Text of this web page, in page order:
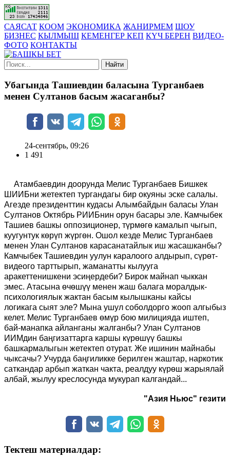
САЯСАТ КООМ ЭКОНОМИКА ЖАНИРМЕМ ШОУ
БИЗНЕС КЫЛМЫШ КЕМЕНГЕР КЕП КҮЧ БЕРЕН ВИДЕО-
ФОТО КОНТАКТЫ
Найти
Убагында Ташиевдин баласына Турганбаев
менен Султанов басым жасаганбы?
24-сентябрь, 09:26
1 491
Атамбаевдин доорунда Мелис Турганбаев Бишкек
ШИИБни жетектеп тургандагы бир окуяны эске салалы.
Агезде президенттин кудасы Алымбайдын баласы Улан
Султанов Октябрь РИИБнин орун басары эле. Камчыбек
Ташиев башкы оппозиционер, түрмөгө камалып чыгып,
куугунтук көрүп жүргөн. Ошол кезде Мелис Турганбаев
менен Улан Султанов карасанатайлык иш жасашканбы?
Камчыбек Ташиевдин уулун каралоого алдырып, сүрөт-
видеого тарттырып, жаманатты кылууга
аракеттенишкени эсиңердеби? Бирок майнап чыккан
эмес. Атасына өчөшүү менен жаш балага моралдык-
психологиялык жактан басым кылышканы кайсы
логикага сыят эле? Мына ушул соболдорго жооп алгыбыз
келет. Мелис Турганбаев өмүр бою милицияда иштеп,
бай-манапка айланганы жалганбы? Улан Султанов
ИИМдин баңгизаттарга каршы күрөшүү башкы
башкармалыгын жетектеп отурат. Же ишинин майнабы
чыксачы? Учурда баңгиликке берилген жаштар, наркотик
саткандар арбып жаткан чакта, реалдуу күрөш жарыялай
албай, жылуу креслосунда мукурап калгандай...
"Азия Ньюс" гезити
Тектеш материалдар: